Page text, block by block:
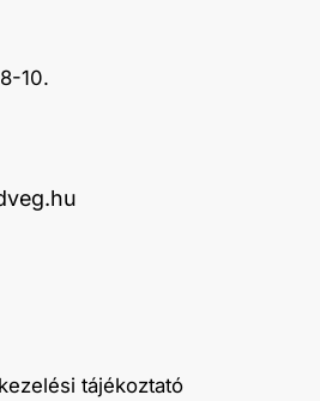
tájékoztató
10.